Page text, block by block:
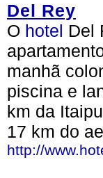
Del Rey
O hotel Del
manhã
piscina e
km da
17 km do
http://